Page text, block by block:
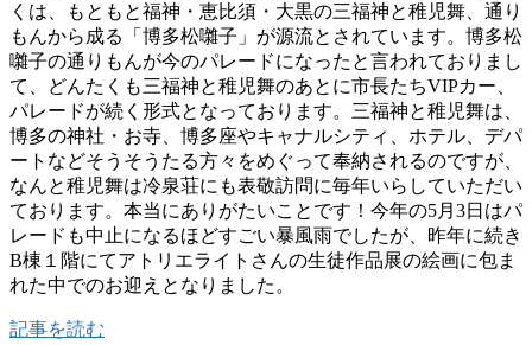
くは、もともと福神・恵比須・大黒の三福神と稚児舞、通り
もんから成る「博多松囃子」が源流とされています。博多松
囃子の通りもんが今のパレードになったと言われておりまし
て、どんたくも三福神と稚児舞のあとに市長たちVIPカー、
パレードが続く形式となっております。三福神と稚児舞は、
博多の神社・お寺、博多座やキャナルシティ、ホテル、デパ
ートなどそうそうたる方々をめぐって奉納されるのですが、
なんと稚児舞は冷泉荘にも表敬訪問に毎年いらしていただい
ております。本当にありがたいことです！今年の5月3日はパ
レードも中止になるほどすごい暴風雨でしたが、昨年に続き
B棟１階にてアトリエライトさんの生徒作品展の絵画に包ま
れた中でのお迎えとなりました。
記事を読む